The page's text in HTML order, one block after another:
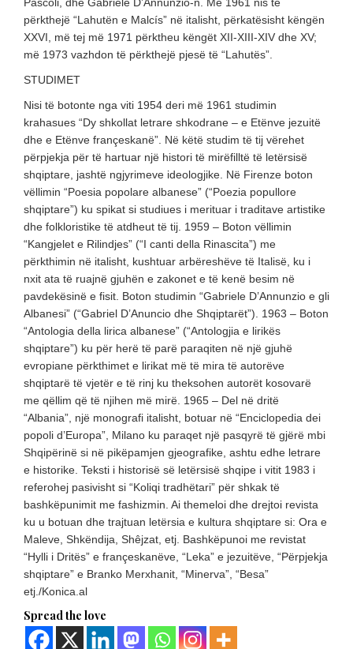
përkthejë “Lahutën e Malcís” në italisht, përkatësisht këngën
XXVI, më tej më 1971 përktheu këngët XII-XIII-XIV dhe XV;
më 1973 vazhdon të përkthejë pjesë të “Lahutës”.
STUDIMET
Nisi të botonte nga viti 1954 deri më 1961 studimin
krahasues “Dy shkollat letrare shkodrane – e Etënve jezuitë
dhe e Etënve françeskanë”. Në këtë studim të tij vërehet
përpjekja për të hartuar një histori të mirëfilltë të letërsisë
shqiptare, jashtë ngjyrimeve ideologjike. Në Firenze boton
vëllimin “Poesia popolare albanese” (“Poezia popullore
shqiptare”) ku spikat si studiues i merituar i traditave artistike
dhe folkloristike të atdheut të tij. 1959 – Boton vëllimin
“Kangjelet e Rilindjes” (“I canti della Rinascita”) me
përkthimin në italisht, kushtuar arbëreshëve të Italisë, ku i
nxit ata të ruajnë gjuhën e zakonet e të kenë besim në
pavdekësinë e fisit. Boton studimin “Gabriele D’Annunzio e gli
Albanesi” (“Gabriel D’Anuncio dhe Shqiptarët”). 1963 – Boton
“Antologia della lirica albanese” (“Antologjia e lirikës
shqiptare”) ku për herë të parë paraqiten në një gjuhë
evropiane përkthimet e lirikat më të mira të autorëve
shqiptarë të vjetër e të rinj ku theksohen autorët kosovarë
me qëllim që të njihen më mirë. 1965 – Del në dritë
“Albania”, një monografi italisht, botuar në “Enciclopedia dei
popoli d’Europa”, Milano ku paraqet një pasqyrë të gjërë mbi
Shqipërinë si në pikëpamjen gjeografike, ashtu edhe letrare
e historike. Teksti i historisë së letërsisë shqipe i vitit 1983 i
referohej pasivisht si “Koliqi tradhëtari” për shkak të
bashkëpunimit me fashizmin. Ai themeloi dhe drejtoi revista
ku u botuan dhe trajtuan letërsia e kultura shqiptare si: Ora e
Maleve, Shkëndija, Shêjzat, etj. Bashkëpunoi me revistat
“Hylli i Dritës” e françeskanëve, “Leka” e jezuitëve, “Përpjekja
shqiptare” e Branko Merxhanit, “Minerva”, “Besa”
etj./Konica.al
Spread the love